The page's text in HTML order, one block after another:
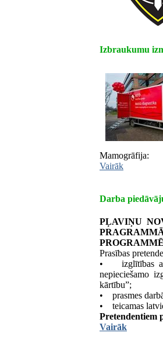
Izbraukumu
Mamogrāfija:
Vairāk
Darba
PĻAVIŅU
Prasības
• izglītības
nepieciešamo
kārtību”;
• prasmes
• teicamas
Pretendentiem
Vairāk